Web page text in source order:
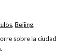
sobre la ciudad
, Beijing,